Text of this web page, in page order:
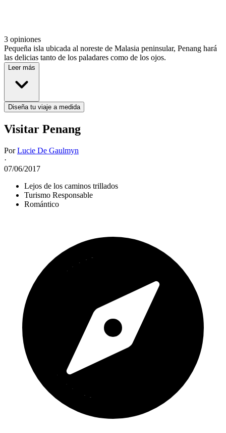
3 opiniones
Pequeña isla ubicada al noreste de Malasia peninsular, Penang hará
las delicias tanto de los paladares como de los ojos.
Leer más
Diseña tu viaje a medida
Visitar Penang
PorLucie De Gaulmyn
·
07/06/2017
Lejos de los caminos trillados
Turismo Responsable
Romántico